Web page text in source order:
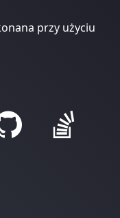
przy użyciu